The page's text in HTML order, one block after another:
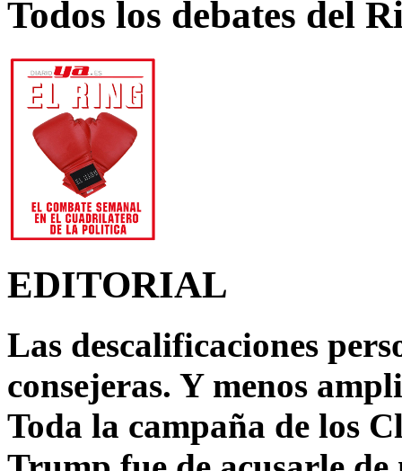
Todos los debates del
EDITORIAL
Las descalificaciones
consejeras. Y menos
Toda la campaña de los